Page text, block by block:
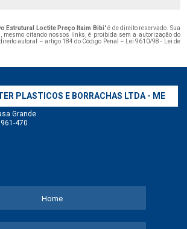
Estrutural Loctite Preço Itaim Bibi" é de direito reservado. Sua
mesmo citando nossos links, é proibida sem a autorização do
autoral – artigo 184 do Código Penal – Lei 9610/98 - Lei de
PLASTICOS E BORRACHAS LTDA - ME
Grande
470
Home